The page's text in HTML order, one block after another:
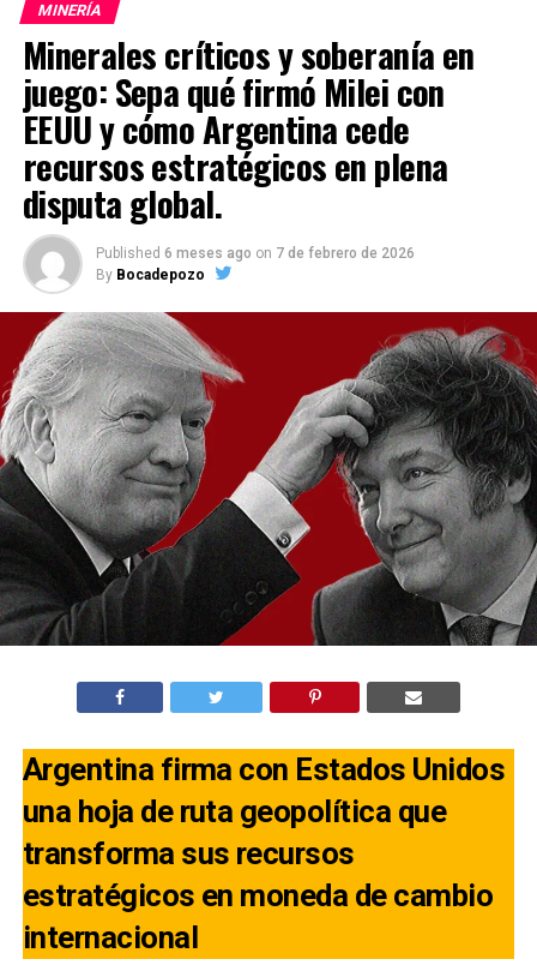
MINERÍA
Minerales críticos y soberanía en
juego: Sepa qué firmó Milei con
EEUU y cómo Argentina cede
recursos estratégicos en plena
disputa global.
Published 6 meses ago on 7 de febrero de 2026
By Bocadepozo
Argentina firma con Estados Unidos
una hoja de ruta geopolítica que
transforma sus recursos
estratégicos en moneda de cambio
internacional